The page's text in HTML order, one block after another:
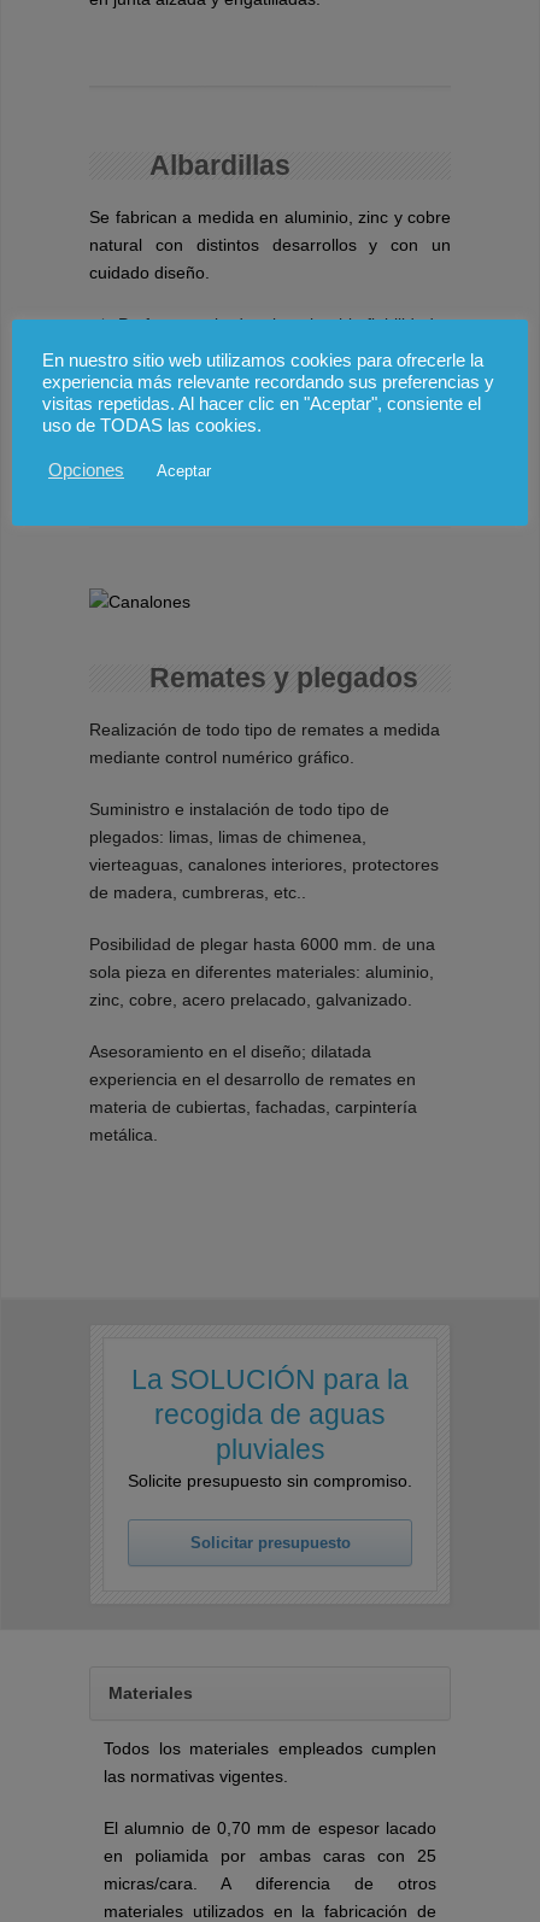
Albardillas
Se fabrican a medida en aluminio, zinc y cobre
natural con distintos desarrollos y con un
cuidado diseño.
Perfecto acabado e inmejorable fiabilidad.
Diseño innovador.
Fabricación a medida.
Remates y plegados
Realización de todo tipo de remates a medida
mediante control numérico gráfico.
Suministro e instalación de todo tipo de
plegados: limas, limas de chimenea,
vierteaguas, canalones interiores, protectores
de madera, cumbreras, etc..
Posibilidad de plegar hasta 6000 mm. de una
sola pieza en diferentes materiales: aluminio,
zinc, cobre, acero prelacado, galvanizado.
Asesoramiento en el diseño; dilatada
experiencia en el desarrollo de remates en
materia de cubiertas, fachadas, carpintería
metálica.
La SOLUCIÓN para la
recogida de aguas
pluviales
Solicite presupuesto sin compromiso.
Solicitar presupuesto
Materiales
Todos los materiales empleados cumplen
las normativas vigentes.
El alumnio de 0,70 mm de espesor lacado
en poliamida por ambas caras con 25
micras/cara. A diferencia de otros
materiales utilizados en la fabricación de
En nuestro sitio web utilizamos cookies para ofrecerle la
experiencia más relevante recordando sus preferencias y
visitas repetidas. Al hacer clic en "Aceptar", consiente el
uso de TODAS las cookies.
Opciones Aceptar